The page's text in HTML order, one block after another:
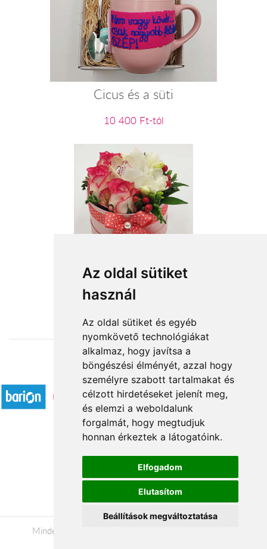
Az oldal sütiket
használ
Az oldal sütiket és egyéb
nyomkövető technológiákat
alkalmaz, hogy javítsa a
böngészési élményét, azzal hogy
személyre szabott tartalmakat és
célzott hirdetéseket jelenít meg,
és elemzi a weboldalunk
forgalmát, hogy megtudjuk
honnan érkeztek a látogatóink.
Elfogadom
Elutasítom
Beállítások megváltoztatása
Cicus és a süti
10 400 Ft-tól
Titkos szelence
19 080 Ft-tól
Elfogadott fizetési módok
Á.SZ.F.
Impresszum
Adatkezelési tájékoztató
Minden jog fenntartva © 2026 |